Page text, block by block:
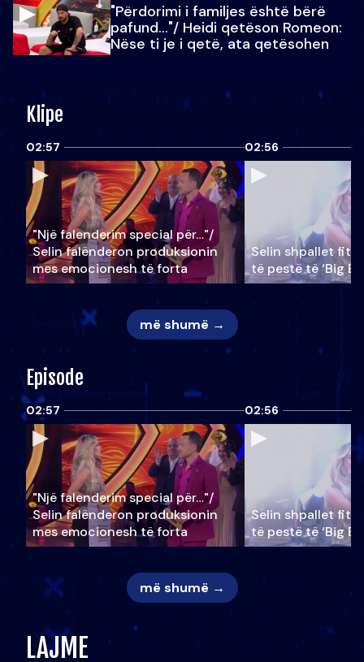
"Përdorimi i familjes është bërë
pafund…"/ Heidi qetëson Romeon:
Nëse ti je i qetë, ata qetësohen
Klipe
02:57
"Një falenderim special për…"/
Selin falënderon produksionin
mes emocionesh të forta
02:56
Selin shpallet
të pestë të ‘Big
më shumë →
Episode
02:57
"Një falenderim special për…"/
Selin falënderon produksionin
mes emocionesh të forta
02:56
Selin shpallet
të pestë të ‘Big
më shumë →
LAJME